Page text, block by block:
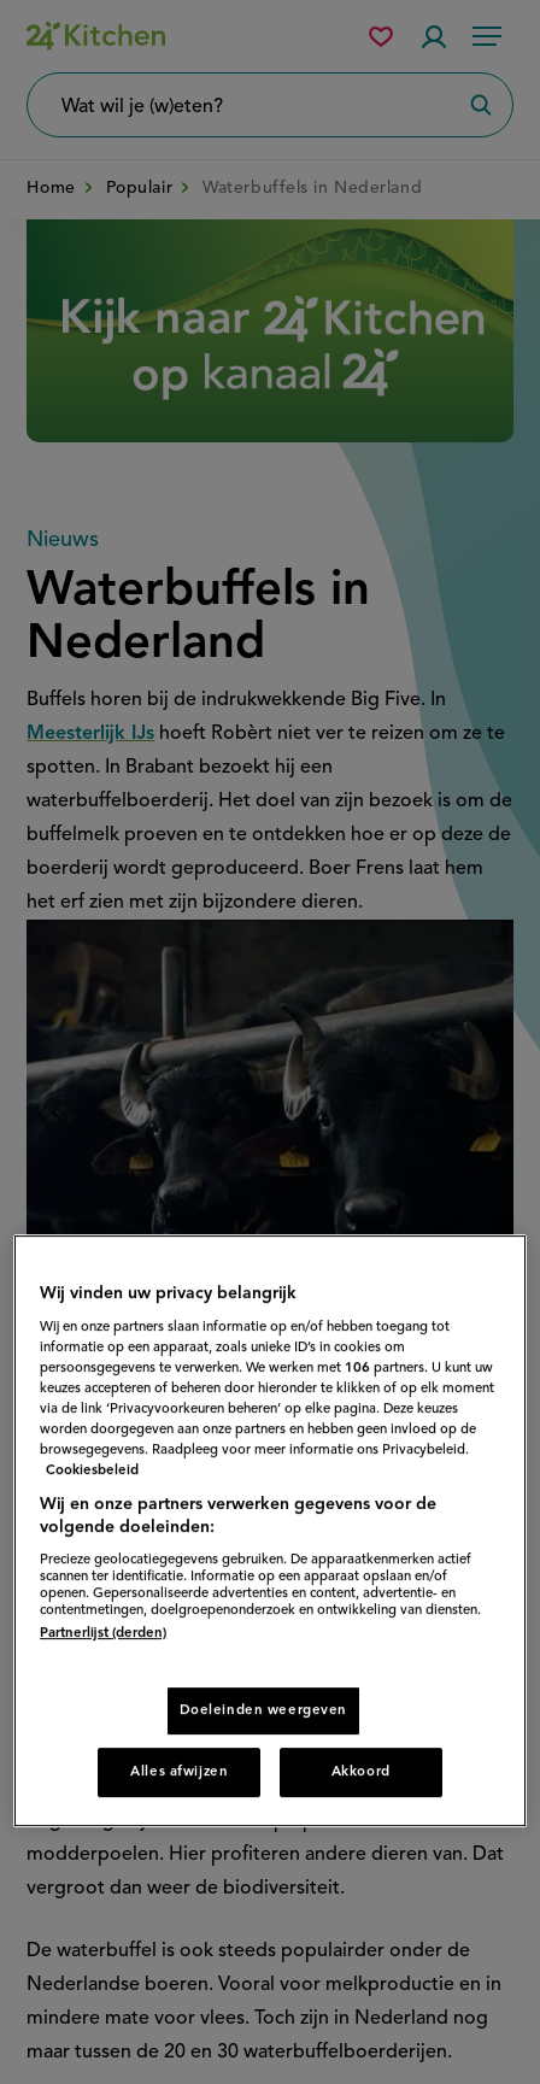
Overslaan
en
naar
Menu
wil
Mijn
bewaarde
Home Populair Waterbuffels in Nederland
Waterbuffels
Nederland
Nieuws
Waterbuffels in
Nederland
Buffels horen bij de indrukwekkende Big Five. In
Meesterlijk IJs hoeft Robèrt niet ver te reizen om ze te
spotten. In Brabant bezoekt hij een
waterbuffelboerderij. Het doel van zijn bezoek is om de
buffelmelk proeven en te ontdekken hoe er op deze de
boerderij wordt geproduceerd. Boer Frens laat hem
het erf zien met zijn bijzondere dieren.
Van moeras tot boerderij
Waterbuffels zijn grote, sterke dieren met een
donkergrijze of zwarte huid en gebogen hoorns. Ze
hebben andere behoeften dan koeien. Ze voelen zich
thuis in natte en modderige gebieden. Dit helpt de
Daarom leggen veel boerderijen speciale poelen of
natte weides aan. Ook worden de dieren ingezet voor
natuurbeheer in natte gebieden in ons land. Je ziet ze
begrazing blijft het landschap open en ontstaan
modderpoelen. Hier profiteren andere dieren van. Dat
vergroot dan weer de biodiversiteit.
De waterbuffel is ook steeds populairder onder de
Nederlandse boeren. Vooral voor melkproductie en in
mindere mate voor vlees. Toch zijn in Nederland nog
maar tussen de 20 en 30 waterbuffelboerderijen.
Wij vinden uw privacy belangrijk
Wij en onze partners slaan informatie op en/of hebben toegang tot
informatie op een apparaat, zoals unieke ID’s in cookies om
persoonsgegevens te verwerken. We werken met 106 partners. U kunt uw
keuzes accepteren of beheren door hieronder te klikken of op elk moment
via de link ‘Privacyvoorkeuren beheren’ op elke pagina. Deze keuzes
worden doorgegeven aan onze partners en hebben geen invloed op de
browsegegevens. Raadpleeg voor meer informatie ons Privacybeleid.
Cookiesbeleid
Wij en onze partners verwerken gegevens voor de
volgende doeleinden:
Precieze geolocatiegegevens gebruiken. De apparaatkenmerken actief
scannen ter identificatie. Informatie op een apparaat opslaan en/of
openen. Gepersonaliseerde advertenties en content, advertentie- en
contentmetingen, doelgroepenonderzoek en ontwikkeling van diensten.
Partnerlijst (derden)
Doeleinden weergeven
Alles afwijzen Akkoord